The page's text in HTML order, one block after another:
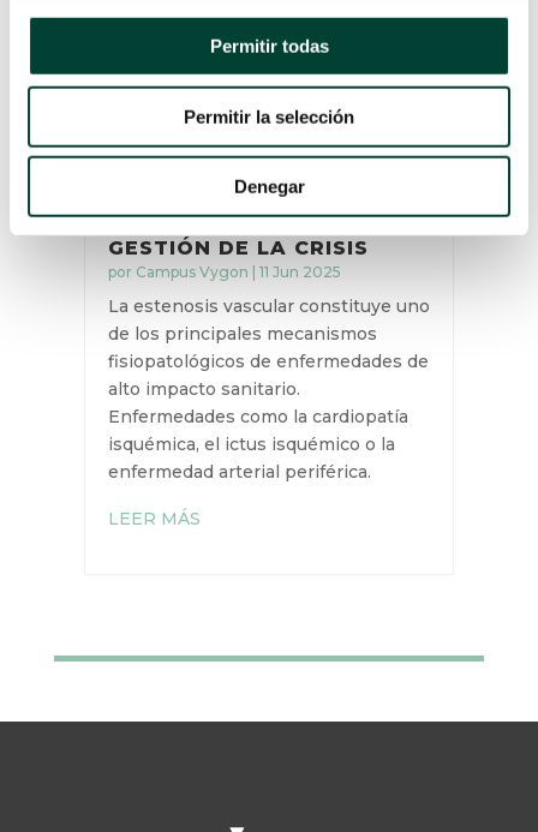
Permitir todas
Permitir la selección
Denegar
GUÍA PRÁCTICA PARA EL
ABORDAJE DE UNA
ESTENOSIS VASCULAR: DE
GESTIÓN DE LA CRISIS
por Campus Vygon 11 Jun 2025
La estenosis vascular constituye uno
de los principales mecanismos
fisiopatológicos de enfermedades de
alto impacto sanitario.
Enfermedades como la cardiopatía
isquémica, el ictus isquémico o la
enfermedad arterial periférica.
LEER MÁS